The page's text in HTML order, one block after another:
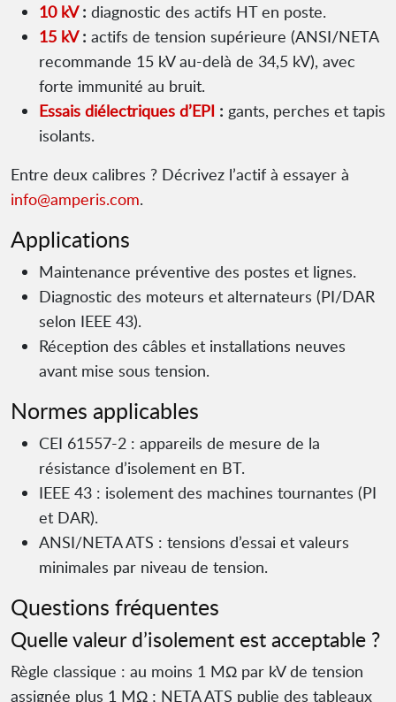
10 kV: diagnostic des actifs HT en poste.
15 kV: actifs de tension supérieure (ANSI/NETA
recommande 15 kV au-delà de 34,5 kV), avec
forte immunité au bruit.
Essais diélectriques d’EPI : gants, perches et tapis
isolants.
Entre deux calibres ? Décrivez l’actif à essayer à
info@amperis.com.
Applications
Maintenance préventive des postes et lignes.
Diagnostic des moteurs et alternateurs (PI/DAR
selon IEEE 43).
Réception des câbles et installations neuves
avant mise sous tension.
Normes applicables
CEI 61557-2 : appareils de mesure de la
résistance d’isolement en BT.
IEEE 43 : isolement des machines tournantes (PI
et DAR).
ANSI/NETA ATS : tensions d’essai et valeurs
minimales par niveau de tension.
Questions fréquentes
Quelle valeur d’isolement est acceptable ?
Règle classique : au moins 1 MΩ par kV de tension
assignée plus 1 MΩ ; NETA ATS publie des tableaux